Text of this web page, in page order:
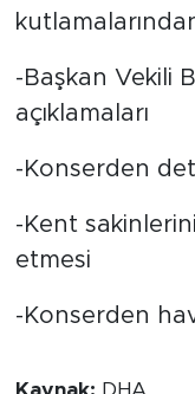
-Başkan Vekili
açıklamaları
-Konserden
-Kent
etmesi
-Konserden